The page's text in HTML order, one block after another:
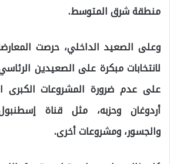
منطقة شرق المتوسط.
وعلى الصعيد الداخلي، حرصت
لانتخابات مبكرة على الصعيدين الرئاسي
على عدم ضرورة المشروعات الكبرى
أردوغان وحزبه، مثل قناة
والجسور، ومشروعات أخرى.